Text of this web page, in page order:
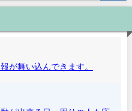
が舞い込んできます。